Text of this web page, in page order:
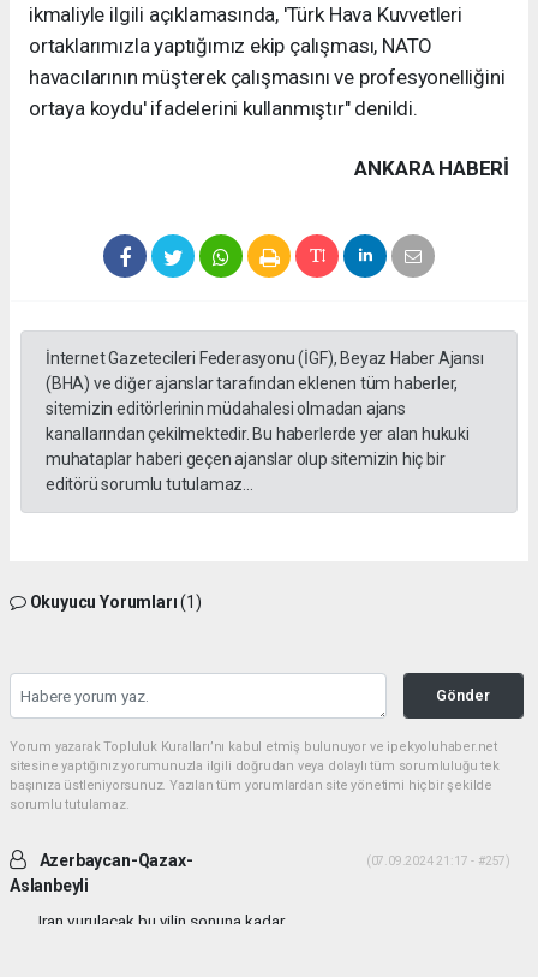
ikmaliyle ilgili açıklamasında, 'Türk Hava Kuvvetleri
ortaklarımızla yaptığımız ekip çalışması, NATO
havacılarının müşterek çalışmasını ve profesyonelliğini
ortaya koydu' ifadelerini kullanmıştır" denildi.
ANKARA HABERİ
İnternet Gazetecileri Federasyonu (İGF), Beyaz Haber Ajansı
(BHA) ve diğer ajanslar tarafından eklenen tüm haberler,
sitemizin editörlerinin müdahalesi olmadan ajans
kanallarından çekilmektedir. Bu haberlerde yer alan hukuki
muhataplar haberi geçen ajanslar olup sitemizin hiç bir
editörü sorumlu tutulamaz...
Okuyucu Yorumları(1)
Gönder
Yorum yazarak Topluluk Kuralları’nı kabul etmiş bulunuyor ve ipekyoluhaber.net
sitesine yaptığınız yorumunuzla ilgili doğrudan veya dolaylı tüm sorumluluğu tek
başınıza üstleniyorsunuz. Yazılan tüm yorumlardan site yönetimi hiçbir şekilde
sorumlu tutulamaz.
Azerbaycan-Qazax-
Aslanbeyli
(07.09.2024 21:17 - #257)
Iran vurulacak bu yilin sonuna kadar...